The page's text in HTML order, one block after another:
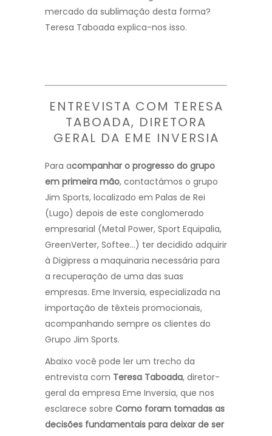
mercado da sublimação desta forma?
Teresa Taboada explica-nos isso.
ENTREVISTA COM TERESA
TABOADA, DIRETORA
GERAL DA EME INVERSIA
Para acompanhar o progresso do grupo
em primeira mão, contactámos o grupo
Jim Sports, localizado em Palas de Rei
(Lugo) depois de este conglomerado
empresarial (Metal Power, Sport Equipalia,
GreenVerter, Softee…) ter decidido adquirir
à Digipress a maquinaria necessária para
a recuperação de uma das suas
empresas. Eme Inversia, especializada na
importação de têxteis promocionais,
acompanhando sempre os clientes do
Grupo Jim Sports.
Abaixo você pode ler um trecho da
entrevista com Teresa Taboada, diretor-
geral da empresa Eme Inversia, que nos
esclarece sobre Como foram tomadas as
decisões fundamentais para deixar de ser